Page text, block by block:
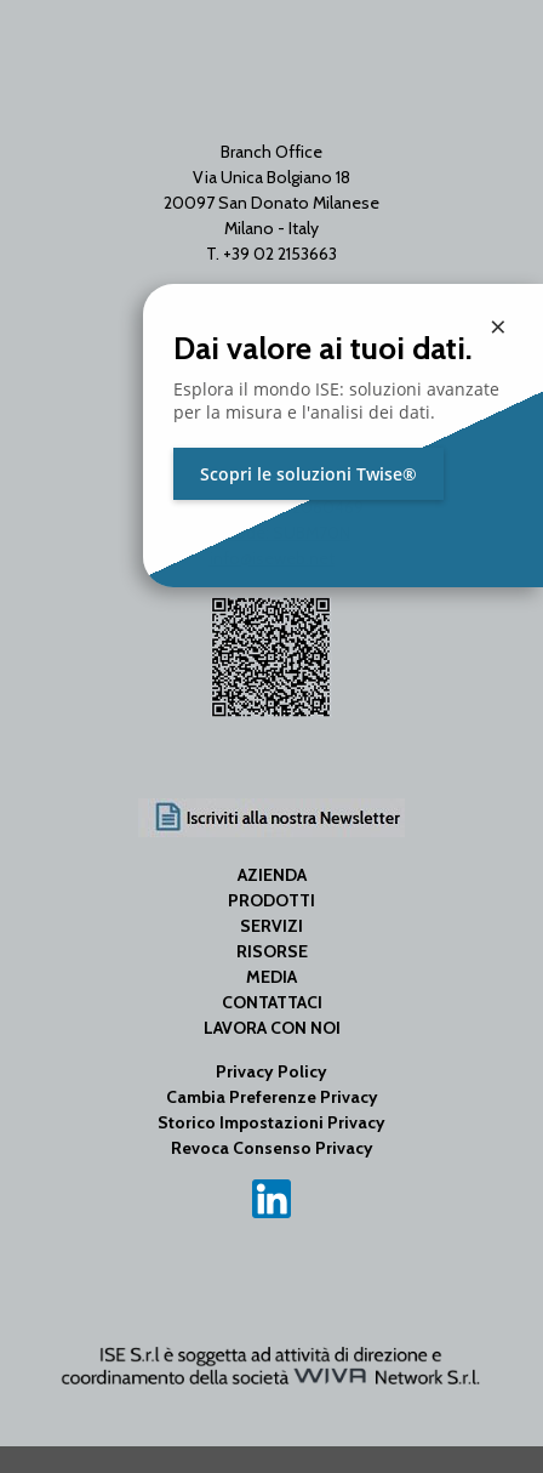
Branch Office
Via Unica Bolgiano 18
20097 San Donato Milanese
Milano - Italy
T. +39 02 2153663
P.Iva / C.F. 01642060469
SDI Code: SUBM70N
AZIENDA
PRODOTTI
SERVIZI
RISORSE
MEDIA
CONTATTACI
LAVORA CON NOI
Privacy Policy
Cambia Preferenze Privacy
Storico Impostazioni Privacy
Revoca Consenso Privacy
×
Dai valore ai tuoi dati.
Esplora il mondo ISE: soluzioni avanzate
per la misura e l'analisi dei dati.
Scopri le soluzioni Twise®